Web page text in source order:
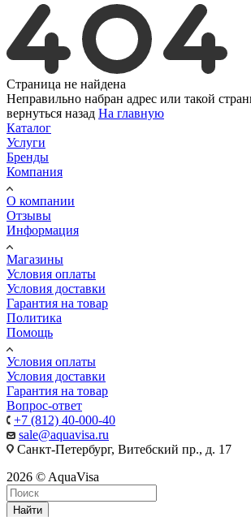
Страница не найдена
Неправильно набран адрес или такой
вернуться назад На главную
Каталог
Услуги
Бренды
Компания
О компании
Отзывы
Информация
Магазины
Условия оплаты
Условия доставки
Гарантия на товар
Политика
Помощь
Условия оплаты
Условия доставки
Гарантия на товар
Вопрос-ответ
+7 (812) 40-000-40
sale@aquavisa.ru
Санкт-Петербург, Витебский пр., д. 17
2026 © AquaVisa
Найти